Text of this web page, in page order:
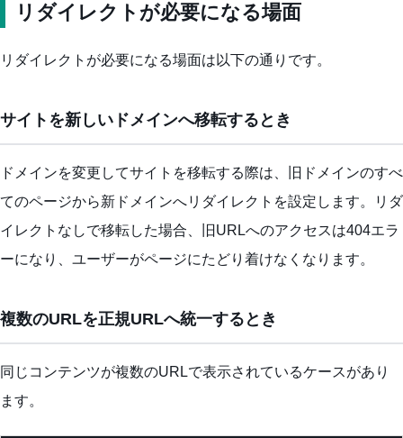
リダイレクトが必要になる場面
リダイレクトが必要になる場面は以下の通りです。
サイトを新しいドメインへ移転するとき
ドメインを変更してサイトを移転する際は、旧ドメインのすべ
てのページから新ドメインへリダイレクトを設定します。リダ
イレクトなしで移転した場合、旧URLへのアクセスは404エラ
ーになり、ユーザーがページにたどり着けなくなります。
複数のURLを正規URLへ統一するとき
同じコンテンツが複数のURLで表示されているケースがあり
ます。